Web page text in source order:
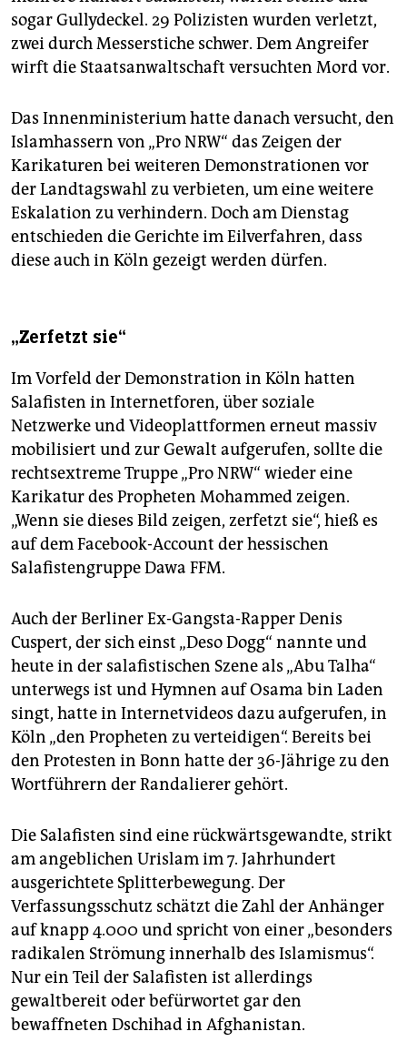
sogar Gullydeckel. 29 Polizisten wurden verletzt,
zwei durch Messerstiche schwer. Dem Angreifer
wirft die Staatsanwaltschaft versuchten Mord vor.
Das Innenministerium hatte danach versucht, den
Islamhassern von „Pro NRW“ das Zeigen der
Karikaturen bei weiteren Demonstrationen vor
der Landtagswahl zu verbieten, um eine weitere
Eskalation zu verhindern. Doch am Dienstag
entschieden die Gerichte im Eilverfahren, dass
diese auch in Köln gezeigt werden dürfen.
„Zerfetzt sie“
Im Vorfeld der Demonstration in Köln hatten
Salafisten in Internetforen, über soziale
Netzwerke und Videoplattformen erneut massiv
mobilisiert und zur Gewalt aufgerufen, sollte die
rechtsextreme Truppe „Pro NRW“ wieder eine
Karikatur des Propheten Mohammed zeigen.
„Wenn sie dieses Bild zeigen, zerfetzt sie“, hieß es
auf dem Facebook-Account der hessischen
Salafistengruppe Dawa FFM.
Auch der Berliner Ex-Gangsta-Rapper Denis
Cuspert, der sich einst „Deso Dogg“ nannte und
heute in der salafistischen Szene als „Abu Talha“
unterwegs ist und Hymnen auf Osama bin Laden
singt, hatte in Internetvideos dazu aufgerufen, in
Köln „den Propheten zu verteidigen“. Bereits bei
den Protesten in Bonn hatte der 36-Jährige zu den
Wortführern der Randalierer gehört.
Die Salafisten sind eine rückwärtsgewandte, strikt
am angeblichen Urislam im 7. Jahrhundert
ausgerichtete Splitterbewegung. Der
Verfassungsschutz schätzt die Zahl der Anhänger
auf knapp 4.000 und spricht von einer „besonders
radikalen Strömung innerhalb des Islamismus“.
Nur ein Teil der Salafisten ist allerdings
gewaltbereit oder befürwortet gar den
bewaffneten Dschihad in Afghanistan.